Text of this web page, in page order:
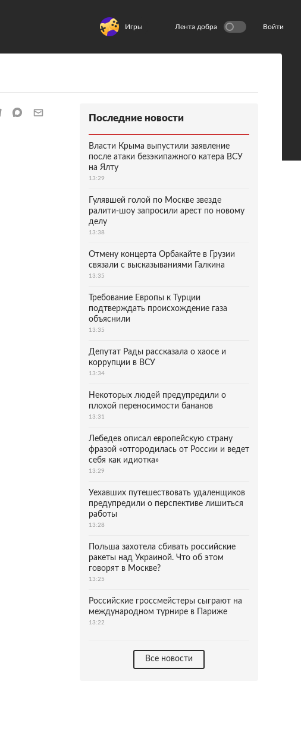
Игры Лента добра Войти
Последние новости
Власти Крыма выпустили заявление
после атаки безэкипажного катера ВСУ
на Ялту
13:29
Гулявшей голой по Москве звезде
ралити-шоу запросили арест по новому
делу
13:38
Отмену концерта Орбакайте в Грузии
связали с высказываниями Галкина
13:35
Требование Европы к Турции
подтверждать происхождение газа
объяснили
13:35
Депутат Рады рассказала о хаосе и
коррупции в ВСУ
13:34
Некоторых людей предупредили о
плохой переносимости бананов
13:31
Лебедев описал европейскую страну
фразой «отгородилась от России и ведет
себя как идиотка»
13:29
Уехавших путешествовать удаленщиков
предупредили о перспективе лишиться
работы
13:28
Польша захотела сбивать российские
ракеты над Украиной. Что об этом
говорят в Москве?
13:25
Российские гроссмейстеры сыграют на
международном турнире в Париже
13:22
Все новости